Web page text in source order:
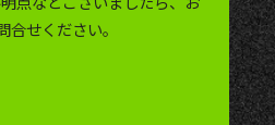
せください。